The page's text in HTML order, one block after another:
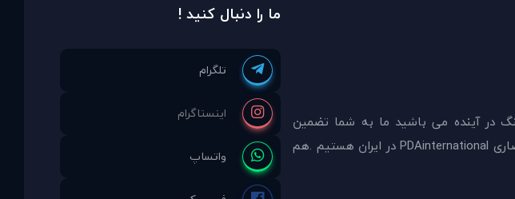
در آینده می باشید ما به شما تضمين
ميدهيم که اکنون بهترين گزينه را برای سنجش و دريافت مشاوره انتخاب نموده ايد ما نماینده انحصاری PDAinternational در ایران هستیم .هم
ما را دنبال کنید !